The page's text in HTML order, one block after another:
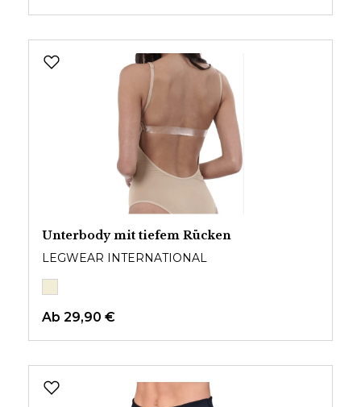
Unterbody mit tiefem Rücken
LEGWEAR INTERNATIONAL
Ab 29,90 €